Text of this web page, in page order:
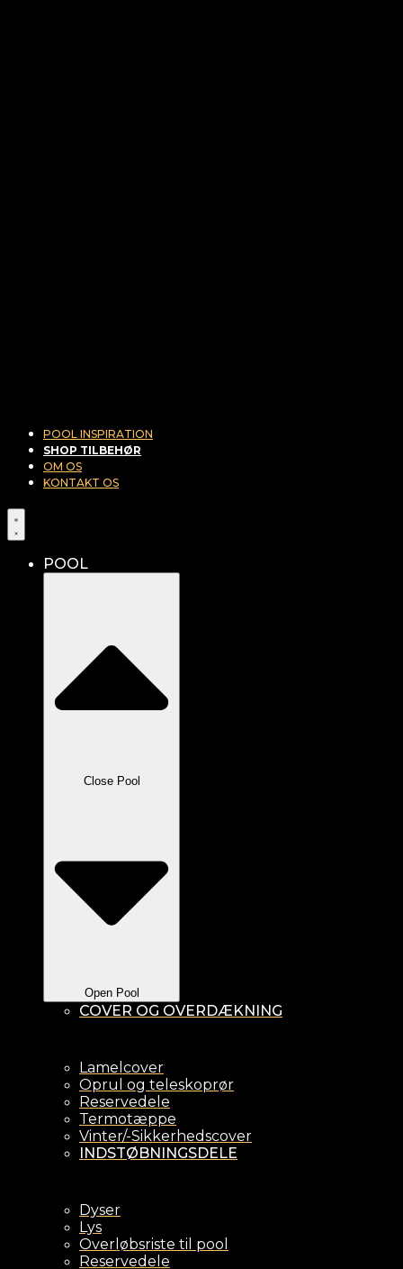
POOL INSPIRATION
SHOP TILBEHØR
OM OS
KONTAKT OS
POOL
Close Pool
Open Pool
COVER OG OVERDÆKNING
Lamelcover
Oprul og teleskoprør
Reservedele
Termotæppe
Vinter/-Sikkerhedscover
INDSTØBNINGSDELE
Dyser
Lys
Overløbsriste til pool
Reservedele